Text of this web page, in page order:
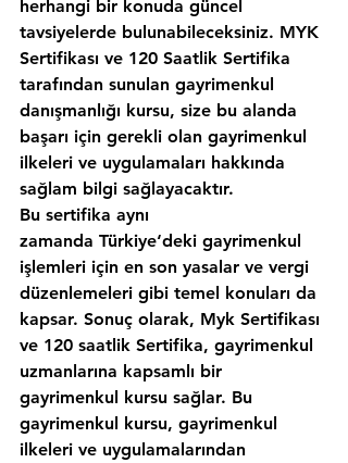
herhangi bir konuda güncel
tavsiyelerde bulunabileceksiniz. MYK
Sertifikası ve 120 Saatlik Sertifika
tarafından sunulan gayrimenkul
danışmanlığı kursu, size bu alanda
başarı için gerekli olan gayrimenkul
ilkeleri ve uygulamaları hakkında
sağlam bilgi sağlayacaktır.
Bu sertifika aynı
zamanda Türkiye‘deki gayrimenkul
işlemleri için en son yasalar ve vergi
düzenlemeleri gibi temel konuları da
kapsar. Sonuç olarak, Myk Sertifikası
ve 120 saatlik Sertifika, gayrimenkul
uzmanlarına kapsamlı bir
gayrimenkul kursu sağlar. Bu
gayrimenkul kursu, gayrimenkul
ilkeleri ve uygulamalarından